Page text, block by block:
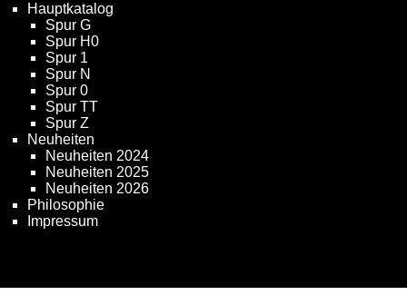
Hauptkatalog
Spur G
Spur H0
Spur 1
Spur N
Spur 0
Spur TT
Spur Z
Neuheiten
Neuheiten 2024
Neuheiten 2025
Neuheiten 2026
Philosophie
Impressum